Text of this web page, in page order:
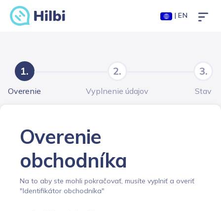
| EN
1.
Overenie
2.
Vyplnenie údajov
3.
Stav
Overenie
obchodníka
Na to aby ste mohli pokračovať, musíte vyplniť a overiť
"Identifikátor obchodníka"